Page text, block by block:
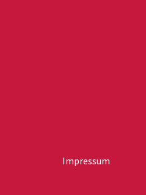
Impressum